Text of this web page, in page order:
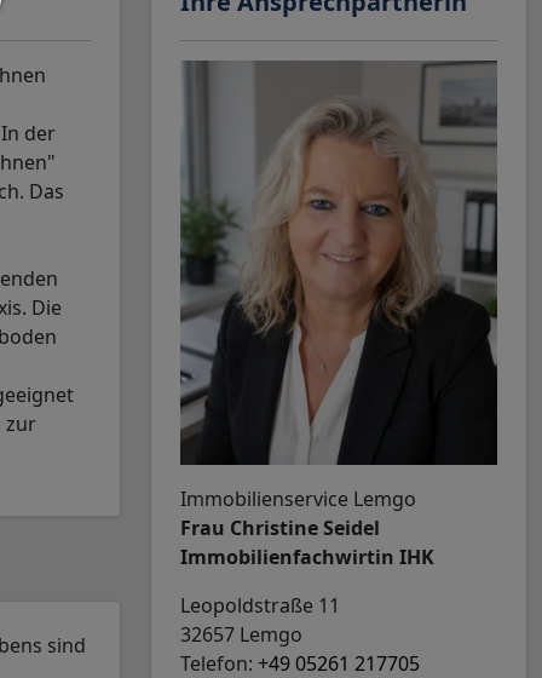
der
Das
Die
zur
sind
Immobilienservice Lemgo
Frau Christine Seidel
Immobilienfachwirtin IHK
Leopoldstraße 11
32657 Lemgo
Telefon: +49 05261 217705